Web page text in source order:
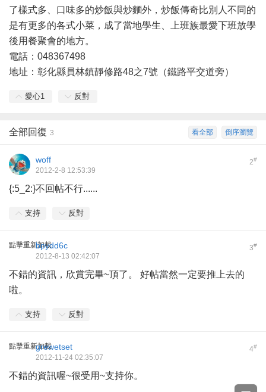
了樣式多、口味多的炒飯與炒麵外，炒飯傳奇比別人不同的
是有更多的各式小菜，成了當地學生、上班族最愛下班放學
後用餐聚會的地方。
電話：048367498
地址：彰化縣員林鎮靜修路48之7號（鐵路平交道旁）
愛心1 反對
倒序瀏覽
看全部
全部回復 3
2#
woff
2012-2-8 12:53:39
{:5_2:}不回帖不行......
支持 反對
點擊重新加載 3#
bpydd6c
2012-8-13 02:42:07
不錯的資訊，欣賞完畢~頂了。 好帖當然一定要推上去的
啦。
支持 反對
點擊重新加載 4#
grewetset
2012-11-24 02:35:07
不錯的資訊喔~很受用~支持你。